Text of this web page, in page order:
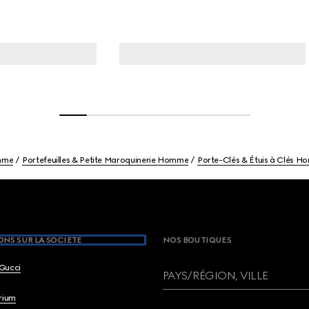
Portefeuilles & Petite Maroquinerie Homme Porte-Clés & Étuis à Clés
SUR LA SOCIETE NOS BOUTIQUES
PAYS/RÉGION, VILLE